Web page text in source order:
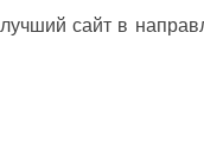
лучший сайт в